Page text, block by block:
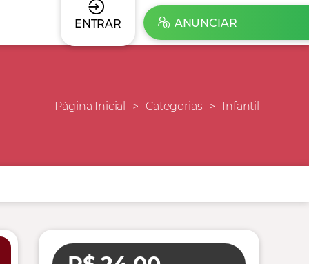
ENTRAR ANUNCIAR
Página Inicial Categorias Infantil